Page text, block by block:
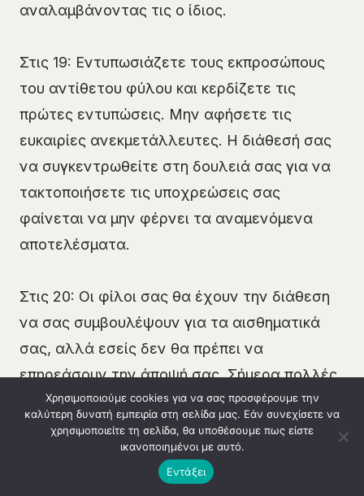
αναλαμβάνοντας τις ο ίδιος.
Στις 19: Εντυπωσιάζετε τους εκπροσώπους
του αντίθετου φύλου και κερδίζετε τις
πρώτες εντυπώσεις. Μην αφήσετε τις
ευκαιρίες ανεκμετάλλευτες. Η διάθεσή σας
να συγκεντρωθείτε στη δουλειά σας για να
τακτοποιήσετε τις υποχρεώσεις σας
φαίνεται να μην φέρνει τα αναμενόμενα
αποτελέσματα.
Στις 20: Οι φίλοι σας θα έχουν την διάθεση
να σας συμβουλέψουν για τα αισθηματικά
σας, αλλά εσείς δεν θα πρέπει να
επηρεάσουν την άποψή σας. Σήμερα πολλές
εφευρετικές ιδέες ξεφυτρώνουν από το
μυαλό σας και πρέπει να βρείτε ανθρώπους
να τους τα πείτε.
Κλήση 14990
Χρησιμοποιούμε cookies για να σας προσφέρουμε την
καλύτερη δυνατή εμπειρία στη σελίδα μας. Εάν συνεχίσετε να
χρησιμοποιείτε τη σελίδα, θα υποθέσουμε πως είστε
ικανοποιημένοι με αυτό.
Εντάξει